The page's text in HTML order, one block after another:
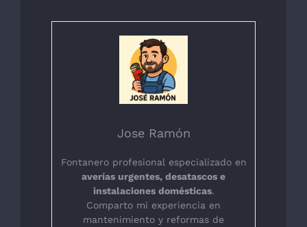
Jose Ramón
Fontanero profesional especializado en
averías urgentes, desatascos e
instalaciones domésticas.
Comparto mi experiencia en
mantenimiento y reformas de